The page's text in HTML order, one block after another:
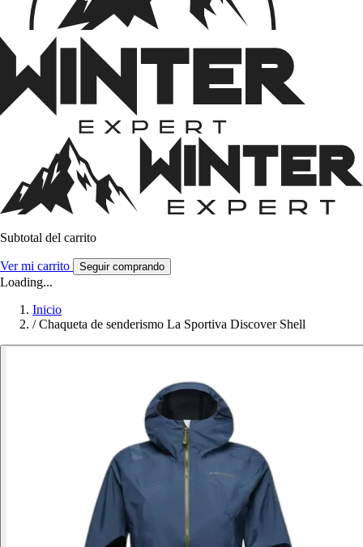
Subtotal del carrito
Ver mi carrito Seguir comprando
Loading...
Inicio
/ Chaqueta de senderismo La Sportiva Discover Shell